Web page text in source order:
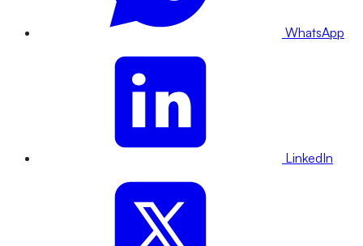
WhatsApp
LinkedIn